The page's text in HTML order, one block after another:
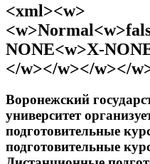
<xml><w>
NONE<w>X-
</w></w></w></
Воронежский
университет
подготовительные
подготовительные